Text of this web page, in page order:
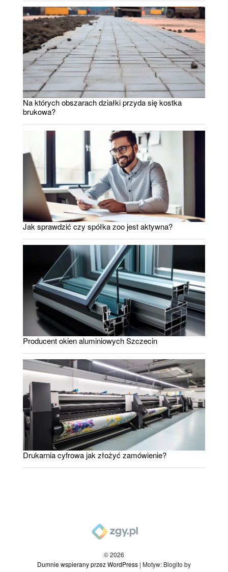
Na których obszarach działki przyda się kostka
brukowa?
Jak sprawdzić czy spółka zoo jest aktywna?
Producent okien aluminiowych Szczecin
Drukarnia cyfrowa jak złożyć zamówienie?
© 2026
Dumnie wspierany przez WordPress | Motyw: Blogito by